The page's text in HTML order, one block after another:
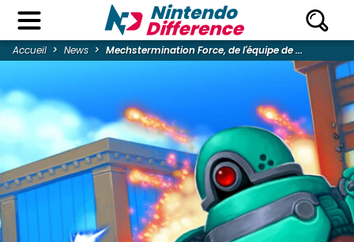
Accueil News Mechstermination Force, de l'équipe de ...